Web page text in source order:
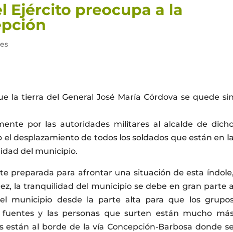
Ejército preocupa a la
la tierra del General José María Córdova se quede sin
por las autoridades militares al alcalde de
el desplazamiento de todos los soldados que están en la
del municipio.
preparada para afrontar una situación de esta índole,
la tranquilidad del municipio se debe en gran parte a
municipio desde la parte alta para que los
y las personas que surten están mucho
al borde de la vía Concepción-Barbosa donde se